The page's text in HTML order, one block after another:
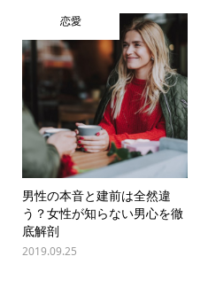
恋愛
男性の本音と建前は全然違
う？女性が知らない男心を徹
底解剖
2019.09.25